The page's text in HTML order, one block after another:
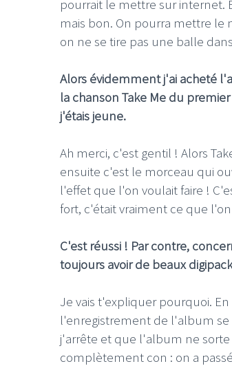
pourrait le mettre sur internet.
mais bon. On pourra mettre le
on ne se tire pas une balle
Alors évidemment j'ai acheté
la chanson Take Me du
j'étais jeune.
Ah merci, c'est gentil ! Alors
ensuite c'est le morceau qui
l'effet que l'on voulait faire !
fort, c'était vraiment ce que
C'est réussi ! Par contre,
toujours avoir de beaux
Je vais t'expliquer pourquoi.
l'enregistrement de l'album se
j'arrête et que l'album ne
complètement con : on a